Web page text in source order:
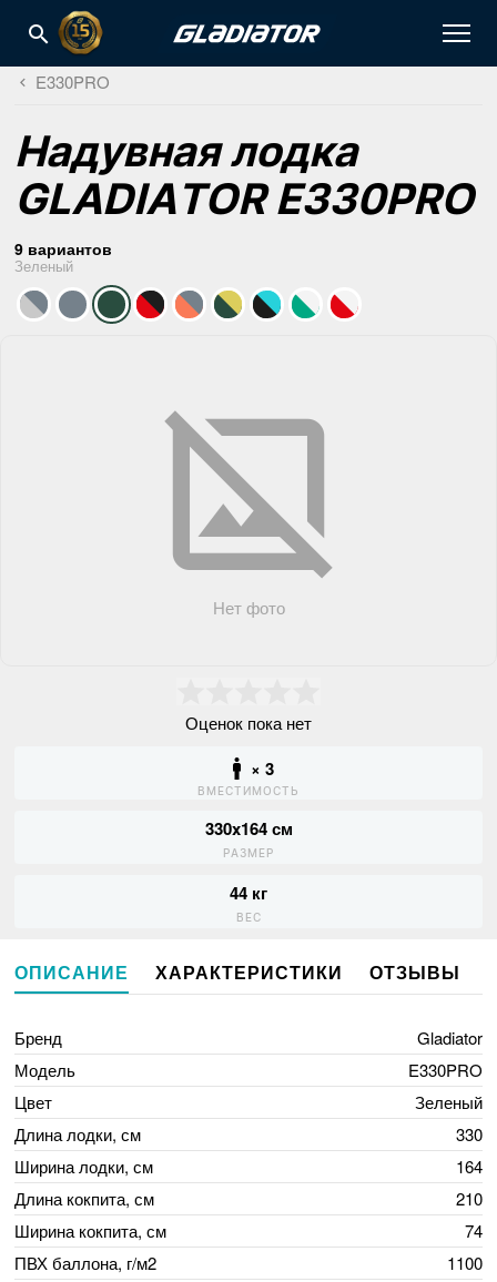
E330PRO
Надувная лодка
GLADIATOR E330PRO
9 вариантов
Зеленый
Нет фото
Оценок пока нет
× 3
ВМЕСТИМОСТЬ
330x164 см
РАЗМЕР
44 кг
ВЕС
ОПИСАНИЕ ХАРАКТЕРИСТИКИ ОТЗЫВЫ
Бренд
Gladiator
Модель
E330PRO
Цвет
Зеленый
Длина лодки, см
330
Ширина лодки, см
164
Длина кокпита, см
210
Ширина кокпита, см
74
ПВХ баллона, г/м2
1100